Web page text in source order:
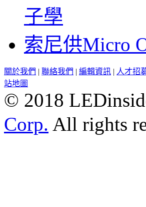
子學
索尼供Micro
關於我們 | 聯絡我們 | 編輯資訊 | 人才招
站地圖
© 2018
Corp. All rights